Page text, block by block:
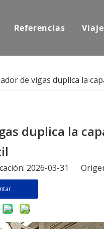
Referencias
de vigas duplica la
duplica la
2026-03-31